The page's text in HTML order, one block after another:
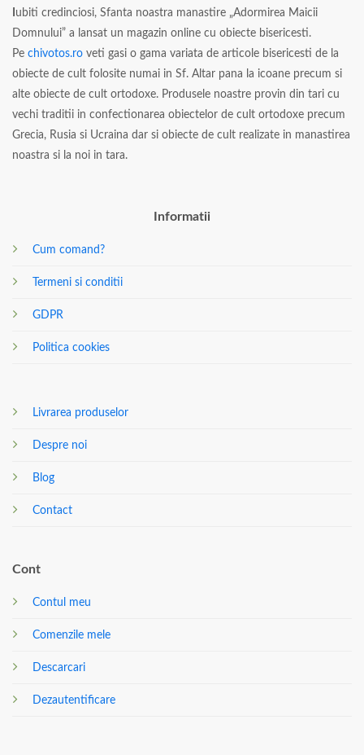
ubiti credinciosi, Sfanta noastra manastire „Adormirea Maicii
Domnului” a lansat un magazin online cu obiecte bisericesti.
Pe chivotos.ro veti gasi o gama variata de articole bisericesti de la
obiecte de cult folosite numai in Sf. Altar pana la icoane precum si
alte obiecte de cult ortodoxe. Produsele noastre provin din tari cu
vechi traditii in confectionarea obiectelor de cult ortodoxe precum
Grecia, Rusia si Ucraina dar si obiecte de cult realizate in manastirea
noastra si la noi in tara.
Informatii
Cum comand?
Termeni si conditii
GDPR
Politica cookies
Livrarea produselor
Despre noi
Blog
Contact
Cont
Contul meu
Comenzile mele
Descarcari
Dezautentificare